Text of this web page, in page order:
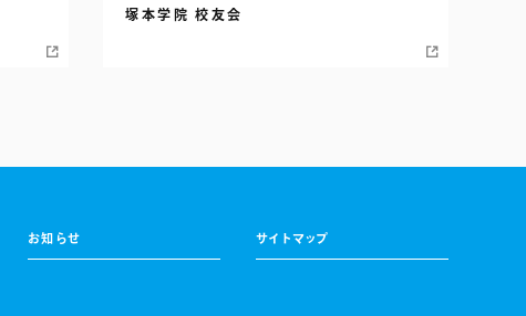
塚本学院 校友会
お知らせ サイトマップ